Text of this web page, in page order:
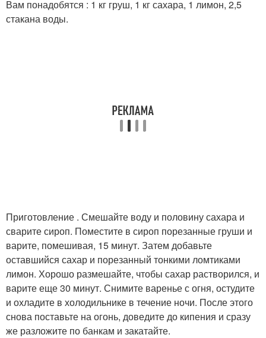
Вам понадобятся : 1 кг груш, 1 кг сахара, 1 лимон, 2,5
стакана воды.
Приготовление . Смешайте воду и половину сахара и
сварите сироп. Поместите в сироп порезанные груши и
варите, помешивая, 15 минут. Затем добавьте
оставшийся сахар и порезанный тонкими ломтиками
лимон. Хорошо размешайте, чтобы сахар растворился, и
варите еще 30 минут. Снимите варенье с огня, остудите
и охладите в холодильнике в течение ночи. После этого
снова поставьте на огонь, доведите до кипения и сразу
же разложите по банкам и закатайте.